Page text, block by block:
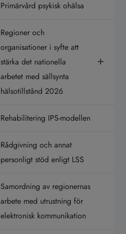
Primärvård psykisk ohälsa
Regioner och
organisationer i syfte att
stärka det nationella
arbetet med sällsynta
hälsotillstånd 2026
Rehabilitering IPS-modellen
Rådgivning och annat
personligt stöd enligt LSS
Samordning av regionernas
arbete med utrustning för
elektronisk kommunikation